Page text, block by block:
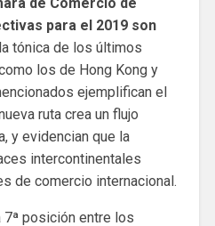
de Comercio de
para el 2019 son
tónica de los últimos
los de Hong Kong y
ejemplifican el
ruta crea un flujo
y evidencian que la
intercontinentales
de comercio internacional.
7ª posición entre los